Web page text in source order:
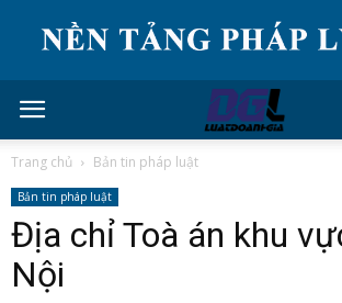
Trang chủ Bản tin pháp luật
Bản tin pháp luật
Địa chỉ Toà án khu
Nội